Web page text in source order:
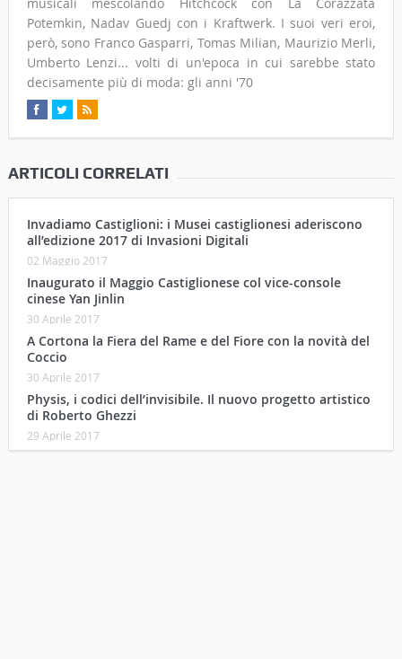
Potemkin, Nadav Guedj con i Kraftwerk. I suoi veri eroi,
però, sono Franco Gasparri, Tomas Milian, Maurizio Merli,
Umberto Lenzi... volti di un'epoca in cui sarebbe stato
decisamente più di moda: gli anni '70
ARTICOLI CORRELATI
Invadiamo Castiglioni: i Musei castiglionesi aderiscono
all’edizione 2017 di Invasioni Digitali
02 Maggio 2017
Inaugurato il Maggio Castiglionese col vice-console
cinese Yan Jinlin
30 Aprile 2017
A Cortona la Fiera del Rame e del Fiore con la novità del
Coccio
30 Aprile 2017
Physis, i codici dell’invisibile. Il nuovo progetto artistico
di Roberto Ghezzi
29 Aprile 2017